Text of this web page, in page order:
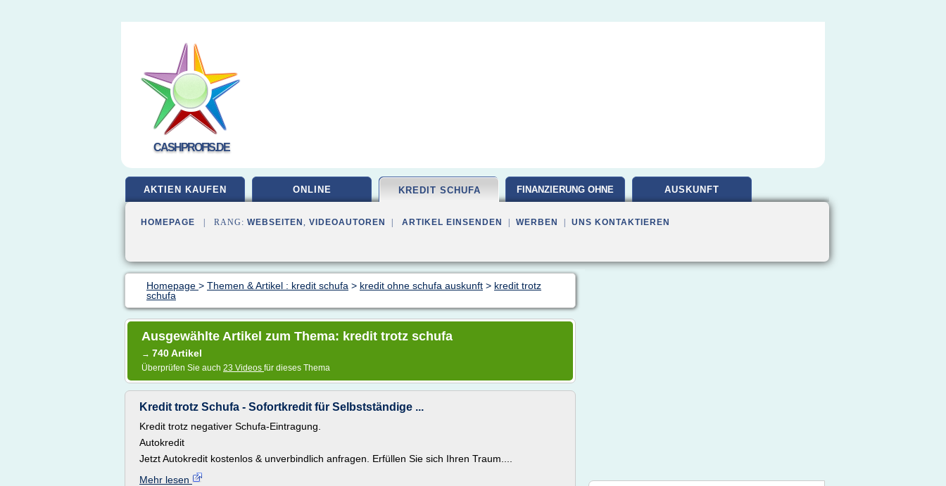
CASHPROFIS.DE
AKTIEN KAUFEN ONLINE KREDIT SCHUFA FINANZIERUNG OHNE AUSKUNFT
HOMEPAGE | RANG: WEBSEITEN , VIDEOAUTOREN ARTIKEL EINSENDEN WERBEN UNS KONTAKTIEREN
Homepage > Themen & Artikel : kredit schufa > kredit ohne schufa auskunft > kredit trotz
schufa
Ausgewählte Artikel zum Thema: kredit trotz schufa
→ 740 Artikel
Überprüfen Sie auch 23 Videos für dieses Thema
Kredit trotz Schufa - Sofortkredit für Selbstständige ...
Kredit trotz negativer Schufa-Eintragung.
Autokredit
Jetzt Autokredit kostenlos & unverbindlich anfragen. Erfüllen Sie sich Ihren Traum....
Mehr lesen